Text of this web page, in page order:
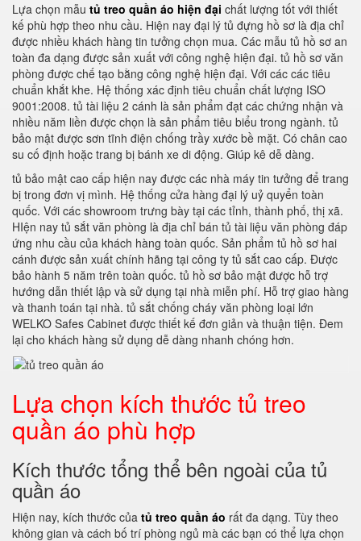
Lựa chọn mẫu tủ treo quần áo hiện đại chất lượng tốt với thiết
kế phù hợp theo nhu cầu. Hiện nay đại lý tủ đựng hồ sơ là địa chỉ
được nhiều khách hàng tin tưởng chọn mua. Các mẫu tủ hồ sơ an
toàn đa dạng được sản xuất với công nghệ hiện đại. tủ hồ sơ văn
phòng được chế tạo bằng công nghệ hiện đại. Với các các tiêu
chuẩn khắt khe. Hệ thống xác định tiêu chuẩn chất lượng ISO
9001:2008. tủ tài liệu 2 cánh là sản phẩm đạt các chứng nhận và
nhiều năm liền được chọn là sản phẩm tiêu biểu trong ngành. tủ
bảo mật được sơn tĩnh điện chống trầy xước bề mặt. Có chân cao
su cố định hoặc trang bị bánh xe di động. Giúp kê dễ dàng.
tủ bảo mật cao cấp hiện nay được các nhà máy tin tưởng để trang
bị trong đơn vị mình. Hệ thống cửa hàng đại lý uỷ quyển toàn
quốc. Với các showroom trưng bày tại các tỉnh, thành phố, thị xã.
HIện nay tủ sắt văn phòng là địa chỉ bán tủ tài liệu văn phòng đáp
ứng nhu cầu của khách hàng toàn quốc. Sản phẩm tủ hồ sơ hai
cánh được sản xuất chính hãng tại công ty tủ sắt cao cấp. Được
bảo hành 5 năm trên toàn quốc. tủ hồ sơ bảo mật được hỗ trợ
hướng dẫn thiết lập và sử dụng tại nhà miễn phí. Hỗ trợ giao hàng
và thanh toán tại nhà. tủ sắt chống cháy văn phòng loại lớn
WELKO Safes Cabinet được thiết kế đơn giản và thuận tiện. Đem
lại cho khách hàng sử dụng dễ dàng nhanh chóng hơn.
Lựa chọn kích thước tủ treo
quần áo phù hợp
Kích thước tổng thể bên ngoài của tủ
quần áo
Hiện nay, kích thước của tủ treo quần áo rất đa dạng. Tùy theo
không gian và cách bố trí phòng ngủ mà các bạn có thể lựa chọn